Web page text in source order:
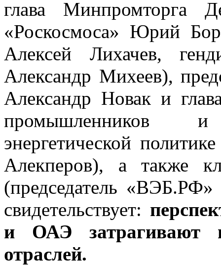
глава Минпромторга
«Роскосмоса» Юрий
Алексей Лихачев,
Александр Михеев),
Александр Новак и
промышленников
энергетической
Алекперов), а также
(председатель
свидетельствует:
и ОАЭ затрагивают
отраслей.